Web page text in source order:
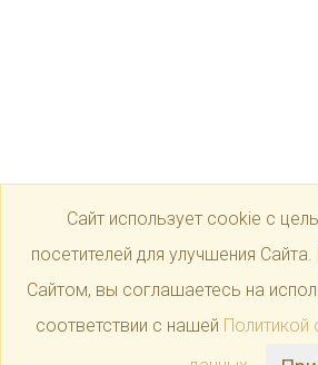
Сайт использует cookie с
посетителей для улучшения
Сайтом, вы соглашаетесь на
соответствии с нашей Политикой